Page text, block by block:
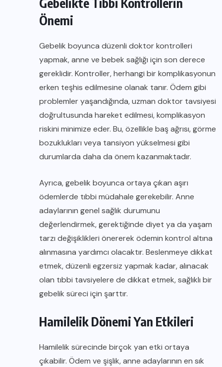
Önemi
Gebelik boyunca düzenli doktor kontrolleri
yapmak, anne ve bebek sağlığı için son derece
gereklidir. Kontroller, herhangi bir komplikasyonun
erken teşhis edilmesine olanak tanır. Ödem gibi
problemler yaşandığında, uzman doktor tavsiyesi
doğrultusunda hareket edilmesi, komplikasyon
riskini minimize eder. Bu, özellikle baş ağrısı, görme
bozuklukları veya tansiyon yükselmesi gibi
durumlarda daha da önem kazanmaktadır.
Ayrıca, gebelik boyunca ortaya çıkan aşırı
ödemlerde tıbbi müdahale gerekebilir. Anne
adaylarının genel sağlık durumunu
değerlendirmek, gerektiğinde diyet ya da yaşam
tarzı değişiklikleri önererek ödemin kontrol altına
alınmasına yardımcı olacaktır. Beslenmeye dikkat
etmek, düzenli egzersiz yapmak kadar, alınacak
olan tıbbi tavsiyelere de dikkat etmek, sağlıklı bir
gebelik süreci için şarttır.
Hamilelik Dönemi Yan Etkileri
Hamilelik sürecinde birçok yan etki ortaya
çıkabilir. Ödem ve şişlik, anne adaylarının en sık